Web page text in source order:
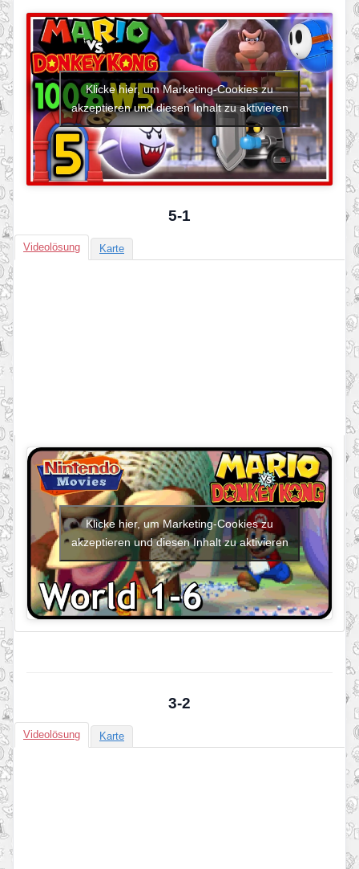
Klicke hier, um Marketing-Cookies zu
akzeptieren und diesen Inhalt zu aktivieren
5-1
Videolösung Karte
Klicke hier, um Marketing-Cookies zu
akzeptieren und diesen Inhalt zu aktivieren
3-2
Videolösung Karte